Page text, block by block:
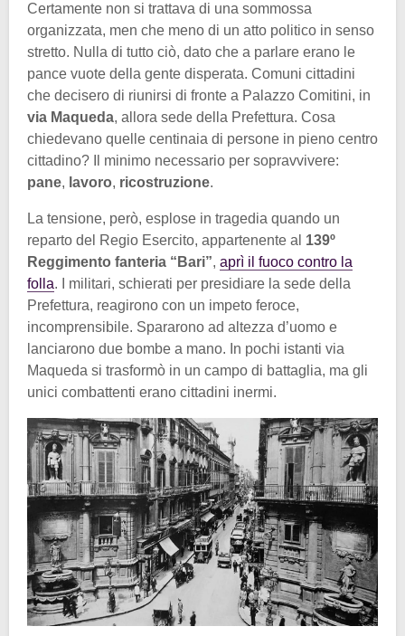
Certamente non si trattava di una sommossa
organizzata, men che meno di un atto politico in senso
stretto. Nulla di tutto ciò, dato che a parlare erano le
pance vuote della gente disperata. Comuni cittadini
che decisero di riunirsi di fronte a Palazzo Comitini, in
via Maqueda, allora sede della Prefettura. Cosa
chiedevano quelle centinaia di persone in pieno centro
cittadino? Il minimo necessario per sopravvivere:
pane, lavoro, ricostruzione.
La tensione, però, esplose in tragedia quando un
reparto del Regio Esercito, appartenente al 139º
Reggimento fanteria “Bari”, aprì il fuoco contro la
folla. I militari, schierati per presidiare la sede della
Prefettura, reagirono con un impeto feroce,
incomprensibile. Spararono ad altezza d’uomo e
lanciarono due bombe a mano. In pochi istanti via
Maqueda si trasformò in un campo di battaglia, ma gli
unici combattenti erano cittadini inermi.